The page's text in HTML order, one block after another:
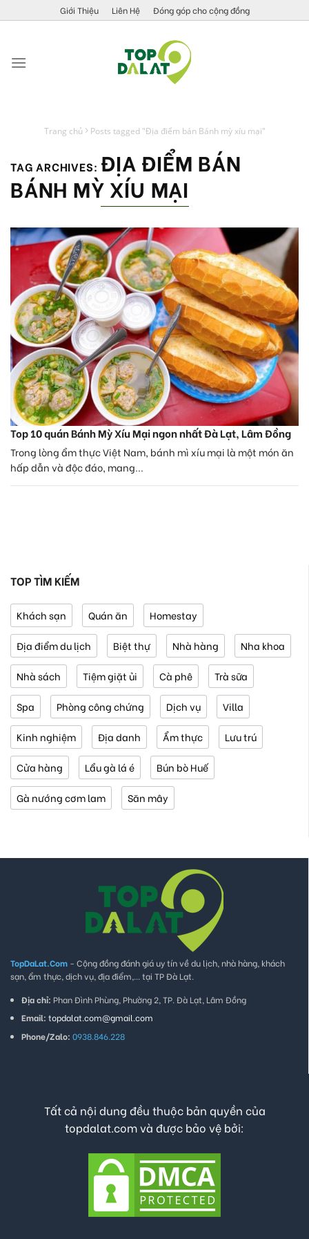
to
Giới Thiệu Liên Hệ Đóng góp cho cộng đồng
Trang chủ Posts tagged "Địa điểm bán Bánh mỳ xíu mại"
TAG ARCHIVES: ĐỊA ĐIỂM BÁN
BÁNH MỲ XÍU MẠI
Top 10 quán Bánh Mỳ Xíu Mại ngon nhất Đà Lạt, Lâm Đồng
Trong lòng ẩm thực Việt Nam, bánh mì xíu mại là một món ăn
hấp dẫn và độc đáo, mang...
TOP TÌM KIẾM
Khách sạn Quán ăn Homestay
Địa điểm du lịch Biệt thự Nhà hàng Nha khoa
Nhà sách Tiệm giặt ủi Cà phê Trà sữa
Spa Phòng công chứng Dịch vụ Villa
Kinh nghiệm Địa danh Ẩm thực Lưu trú
Cửa hàng Lẩu gà lá é Bún bò Huế
Gà nướng cơm lam Săn mây
TopDaLat.Com - Cộng đồng đánh giá uy tín về du lịch, nhà hàng, khách
sạn, ẩm thực, dịch vụ, địa điểm,... tại TP Đà Lạt.
Địa chỉ: Phan Đình Phùng, Phường 2, TP. Đà Lạt, Lâm Đồng
Email: topdalat.com@gmail.com
Phone/Zalo: 0938.846.228
Tất cả nội dung đều thuộc bản quyền của
topdalat.com và được bảo vệ bởi: